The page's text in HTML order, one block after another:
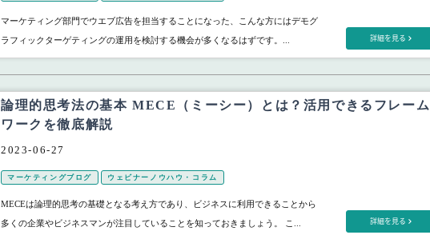
マーケティング部門でウエブ広告を担当することになった、こんな方にはデモグ
ラフィックターゲティングの運用を検討する機会が多くなるはずです。...
詳細を見る
論理的思考法の基本 MECE（ミーシー）とは？活用できるフレーム
ワークを徹底解説
2023-06-27
マーケティングブログ ウェビナーノウハウ・コラム
MECEは論理的思考の基礎となる考え方であり、ビジネスに利用できることから
多くの企業やビジネスマンが注目していることを知っておきましょう。 こ...
詳細を見る